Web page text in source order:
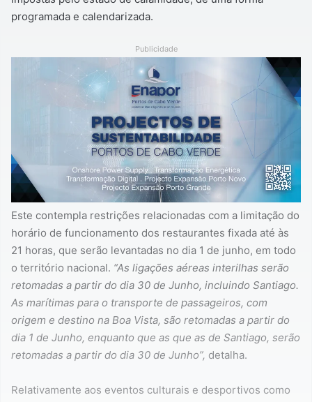
programada e calendarizada.
Publicidade
Este contempla restrições relacionadas com a limitação do
horário de funcionamento dos restaurantes fixada até às
21 horas, que serão levantadas no dia 1 de junho, em todo
o território nacional. “As ligações aéreas interilhas serão
retomadas a partir do dia 30 de Junho, incluindo Santiago.
As marítimas para o transporte de passageiros, com
origem e destino na Boa Vista, são retomadas a partir do
dia 1 de Junho, enquanto que as que as de Santiago, serão
retomadas a partir do dia 30 de Junho”, detalha.
Relativamente aos eventos culturais e desportivos como